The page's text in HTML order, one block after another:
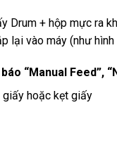
Drum + hộp mực ra
lại vào máy (như hình
“Manual Feed”,